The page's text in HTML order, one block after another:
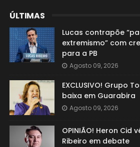
ÚLTIMAS
Lucas contrapõe
extremismo” com
para a PB
Agosto 09, 2026
EXCLUSIVO! Grupo
baixa em Guarabira
Agosto 09, 2026
OPINIÃO! Heron Cid
Ribeiro em debate